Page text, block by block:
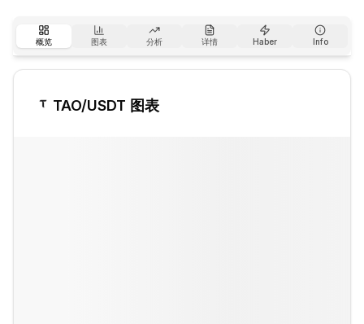
概览 图表 分析 详情 Haber Info
TAO/USDT 图表